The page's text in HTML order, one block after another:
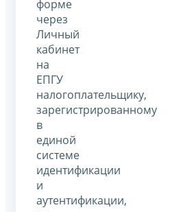
форме
через
Личный
кабинет
на
ЕПГУ
налогоплательщику,
зарегистрированному
в
единой
системе
идентификации
и
аутентификации,